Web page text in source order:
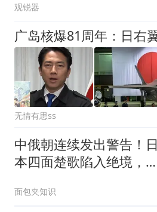
观锐器
无情有思ss
中俄朝连续发出警告！日
本四面楚歌陷入绝境，美
面包夹知识